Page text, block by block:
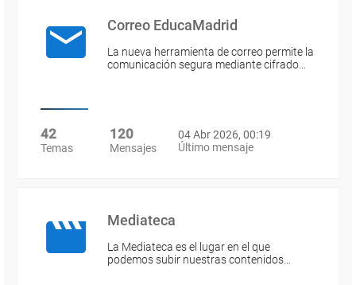
Correo EducaMadrid
La nueva herramienta de correo permite la
comunicación segura mediante cifrado…
42
Temas
120
Mensajes
04 Abr 2026, 00:19
Último mensaje
Mediateca
La Mediateca es el lugar en el que
podemos subir nuestras contenidos…